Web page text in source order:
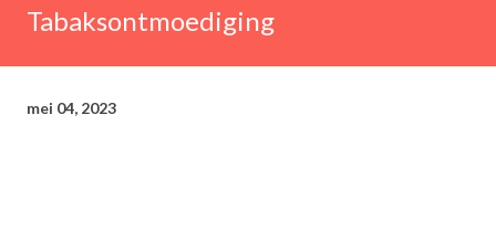
Tabaksontmoediging
mei 04, 2023